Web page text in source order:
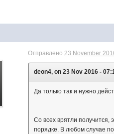
Отправлено23 November
deon4, on 23 Nov 2016 -
Да только так и нужно
Со всех врятли получится,
порядке. В любом случае